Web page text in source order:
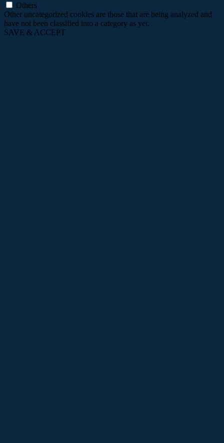
Others
Other uncategorized cookies are those that are being analyzed and
have not been classified into a category as yet.
SAVE & ACCEPT